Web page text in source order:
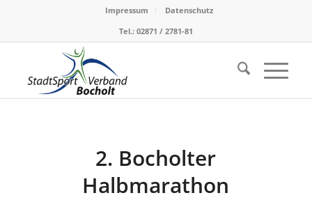
Impressum
Datenschutz
Tel.: 02871 / 2781-81
2. Bocholter
Halbmarathon